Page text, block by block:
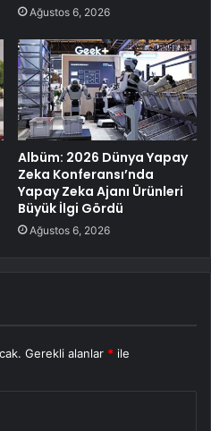
Ağustos 6, 2026
Albüm: 2026 Dünya Yapay
Zeka Konferansı’nda
Yapay Zeka Ajanı Ürünleri
Büyük İlgi Gördü
Ağustos 6, 2026
Gerekli alanlar * ile